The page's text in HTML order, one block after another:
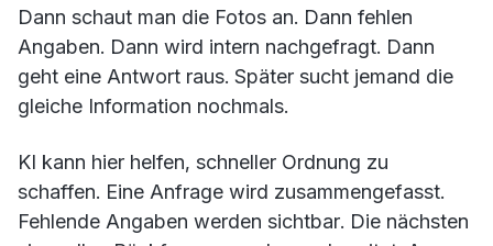
Dann schaut man die Fotos an. Dann fehlen
Angaben. Dann wird intern nachgefragt. Dann
geht eine Antwort raus. Später sucht jemand die
gleiche Information nochmals.
KI kann hier helfen, schneller Ordnung zu
schaffen. Eine Anfrage wird zusammengefasst.
Fehlende Angaben werden sichtbar. Die nächsten